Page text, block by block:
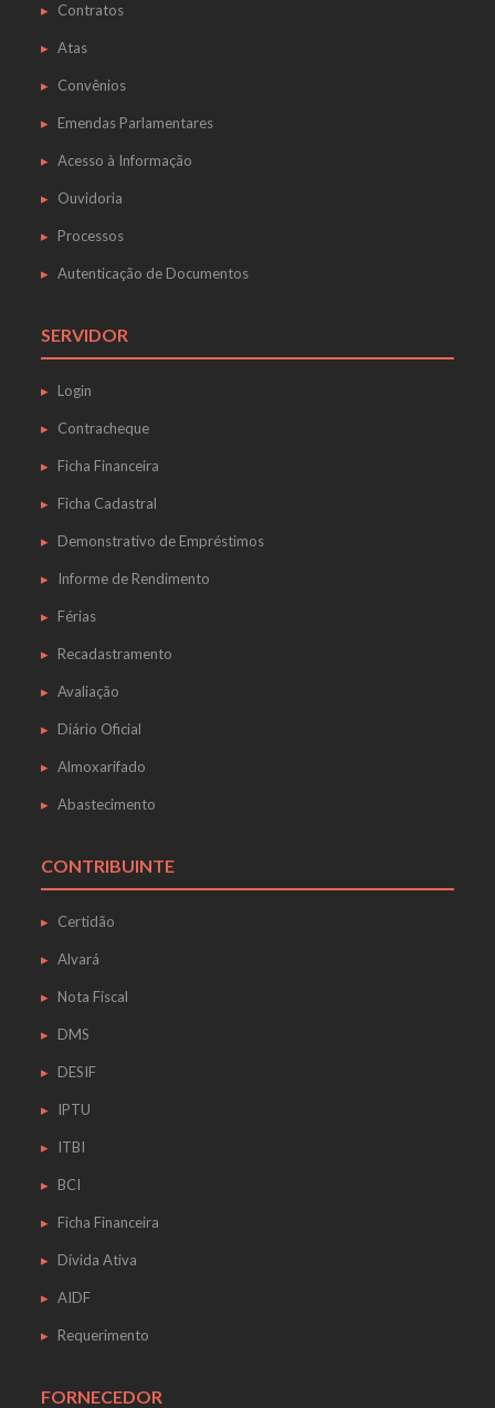
Contratos
Atas
Convênios
Emendas Parlamentares
Acesso à Informação
Ouvidoria
Processos
Autenticação de Documentos
SERVIDOR
Login
Contracheque
Ficha Financeira
Ficha Cadastral
Demonstrativo de Empréstimos
Informe de Rendimento
Férias
Recadastramento
Avaliação
Diário Oficial
Almoxarifado
Abastecimento
CONTRIBUINTE
Certidão
Alvará
Nota Fiscal
DMS
DESIF
IPTU
ITBI
BCI
Ficha Financeira
Dívida Ativa
AIDF
Requerimento
FORNECEDOR